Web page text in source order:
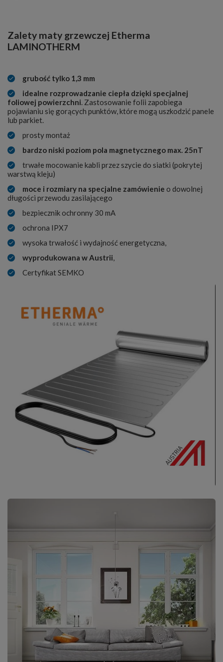
Zalety maty grzewczej Etherma
LAMINOTHERM
grubość tylko 1,3 mm
idealne rozprowadzanie ciepła dzięki specjalnej
foliowej powierzchni. Zastosowanie folii zapobiega
pojawianiu się gorących punktów, które mogą uszkodzić panele
lub parkiet.
prosty montaż
bardzo niski poziom pola magnetycznego max. 25nT
trwałe mocowanie kabli przez szycie do siatki (pokrytej
warstwą kleju)
moce i rozmiary na specjalne zamówienie o dowolnej
długości przewodu zasilającego
bezpiecznik ochronny 30 mA
ochrona IPX7
wysoka trwałość i wydajność energetyczna,
wyprodukowana w Austrii,
Certyfikat SEMKO